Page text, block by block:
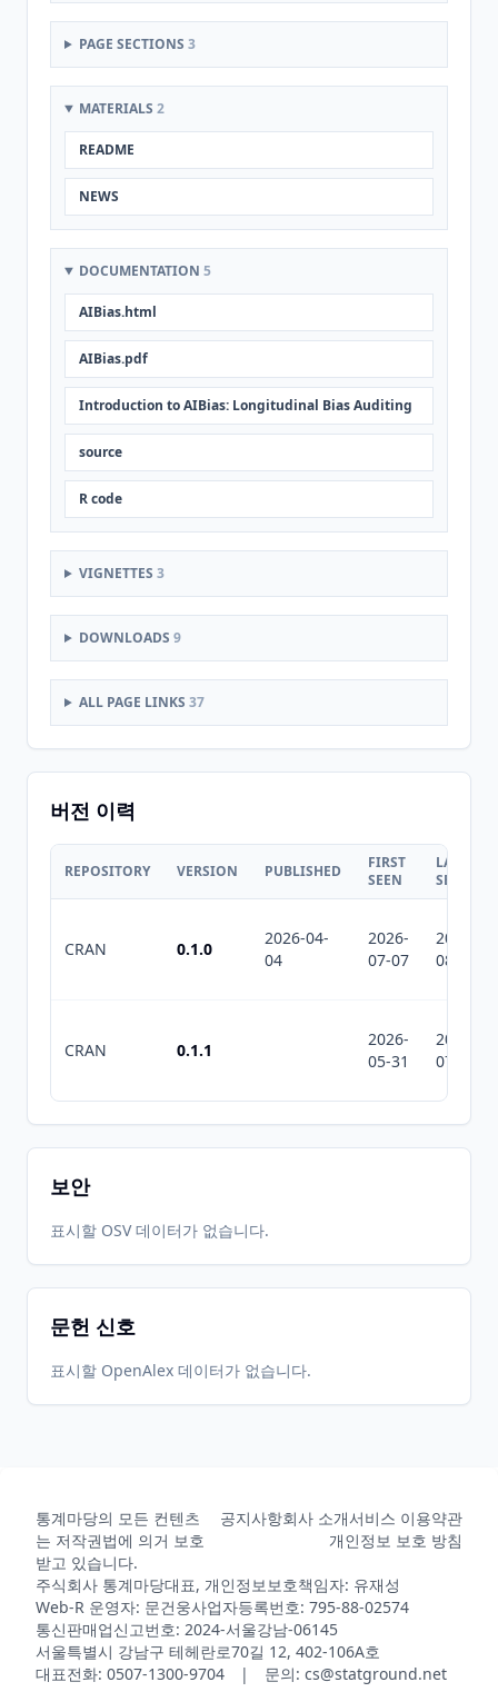
PAGE SECTIONS 3
MATERIALS 2
README
NEWS
DOCUMENTATION 5
AIBias.html
AIBias.pdf
Introduction to AIBias: Longitudinal Bias Auditing
source
R code
VIGNETTES 3
DOWNLOADS 9
ALL PAGE LINKS 37
버전 이력
REPOSITORY VERSION PUBLISHED
FIRST
SEEN
LAST
SEEN
CRAN 0.1.0
2026-04-
04
2026-
07-07
2026-
08-07
CRAN 0.1.1
2026-
05-31
2026-
07-10
보안
표시할 OSV 데이터가 없습니다.
문헌 신호
표시할 OpenAlex 데이터가 없습니다.
통계마당의 모든 컨텐츠
는 저작권법에 의거 보호
받고 있습니다.
공지사항회사 소개서비스 이용약관
개인정보 보호 방침
주식회사 통계마당대표, 개인정보보호책임자: 유재성
Web-R 운영자: 문건웅사업자등록번호: 795-88-02574
통신판매업신고번호: 2024-서울강남-06145
서울특별시 강남구 테헤란로70길 12, 402-106A호
대표전화: 0507-1300-9704 | 문의: cs@statground.net